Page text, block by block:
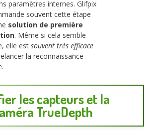
paramètres internes. Glifpix
souvent cette étape
solution de première
. Même si cela semble
elle est souvent très efficace
la reconnaissance
les capteurs et la
TrueDepth